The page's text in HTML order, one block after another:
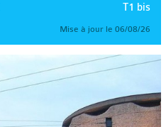
T1 bis
Mise à jour le 06/08/26